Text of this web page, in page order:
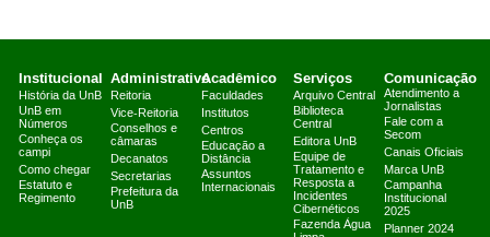
Institucional
História da UnB
UnB em
Números
Conheça os
campi
Como chegar
Estatuto e
Regimento
Administrativo
Reitoria
Vice-Reitoria
Conselhos e
câmaras
Decanatos
Secretarias
Prefeitura da
UnB
Acadêmico
Faculdades
Institutos
Centros
Educação a
Distância
Assuntos
Internacionais
Serviços
Arquivo Central
Biblioteca
Central
Editora UnB
Equipe de
Tratamento e
Resposta a
Incidentes
Cibernéticos
Fazenda Água
Comunicação
Atendimento a
Jornalistas
Fale com a
Secom
Canais Oficiais
Marca UnB
Campanha
Institucional
2025
Planner 2024